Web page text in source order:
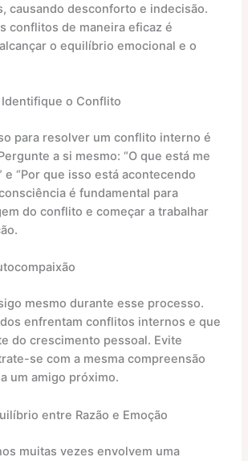
causando desconforto e indecisão.
conflitos de maneira eficaz é
o equilíbrio emocional e o
Identifique o Conflito
para resolver um conflito interno é
a si mesmo: “O que está me
e “Por que isso está acontecendo
é fundamental para
do conflito e começar a trabalhar
mesmo durante esse processo.
enfrentam conflitos internos e que
do crescimento pessoal. Evite
se com a mesma compreensão
um amigo próximo.
entre Razão e Emoção
muitas vezes envolvem uma